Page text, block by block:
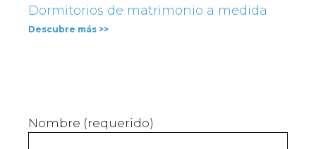
Dormitorios de matrimonio a medida
Descubre más >>
Nombre (requerido)